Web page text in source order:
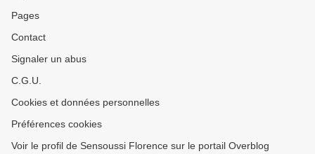
Pages
Contact
Signaler un abus
C.G.U.
Cookies et données personnelles
Préférences cookies
Voir le profil de Sensoussi Florence sur le portail Overblog